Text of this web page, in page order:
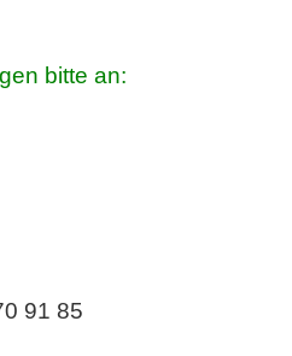
bitte an:
91 85